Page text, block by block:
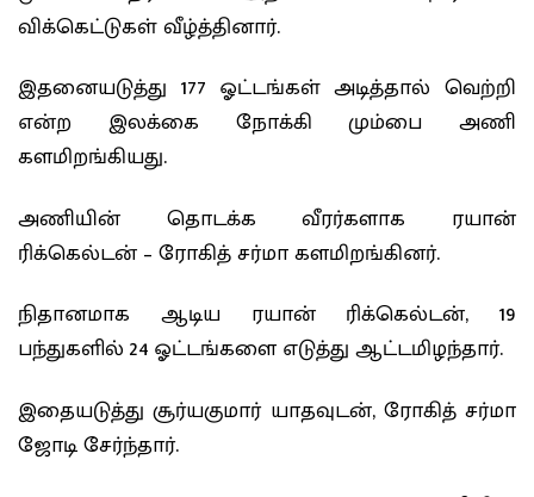
விக்கெட்டுகள் வீழ்த்தினார்.
இதனையடுத்து 177 ஓட்டங்கள் அடித்தால் வெற்றி
என்ற இலக்கை நோக்கி மும்பை அணி
களமிறங்கியது.
அணியின் தொடக்க வீரர்களாக ரயான்
ரிக்கெல்டன் – ரோகித் சர்மா களமிறங்கினர்.
நிதானமாக ஆடிய ரயான் ரிக்கெல்டன், 19
பந்துகளில் 24 ஓட்டங்கள‍ை எடுத்து ஆட்டமிழந்தார்.
இதையடுத்து சூர்யகுமார் யாதவுடன், ரோகித் சர்மா
ஜோடி சேர்ந்தார்.